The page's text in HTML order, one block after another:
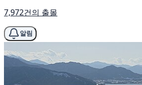
7,972건의 출몰
알림